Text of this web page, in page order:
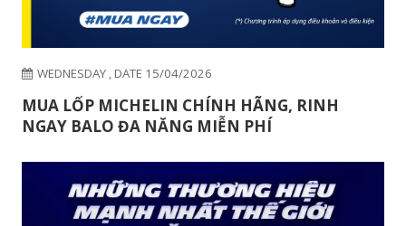
WEDNESDAY , DATE 15/04/2026